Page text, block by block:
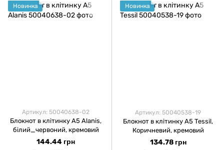
Новинка
Артикул: 50040638-02
Блокнот в клітинку А5 Alanis,
білий_червоний, кремовий
144.44 грн
Новинка
Артикул: 50040538-19
Блокнот в клітинку А5 Tessil,
Коричневий, кремовий
134.78 грн